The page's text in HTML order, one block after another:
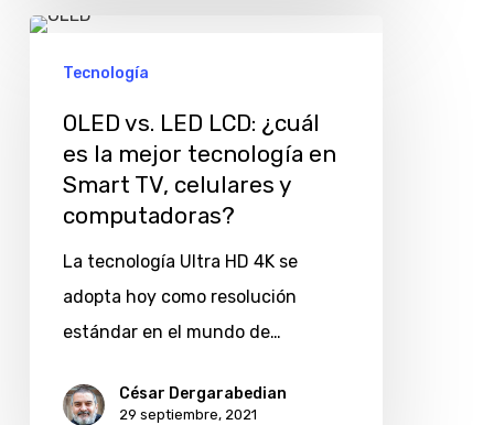
OLED
LCD:
¿cuál
Smart
Tecnología
OLED vs. LED LCD: ¿cuál
es la mejor tecnología en
Smart TV, celulares y
computadoras?
La tecnología Ultra HD 4K se
adopta hoy como resolución
estándar en el mundo de…
César Dergarabedian
29 septiembre, 2021